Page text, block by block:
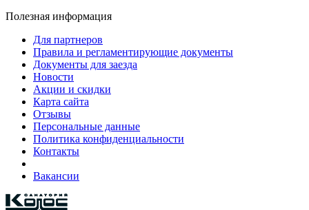
Полезная информация
Для партнеров
Правила и регламентирующие документы
Документы для заезда
Новости
Акции и скидки
Карта сайта
Отзывы
Персональные данные
Политика конфиденциальности
Контакты
Вакансии